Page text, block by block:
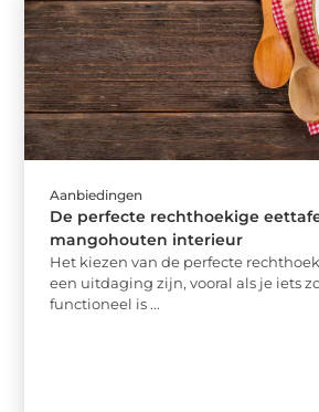
Aanbiedingen
De perfecte rechthoekige
mangohouten interieur
Het kiezen van de perfecte
een uitdaging zijn, vooral als je iets
functioneel is ...